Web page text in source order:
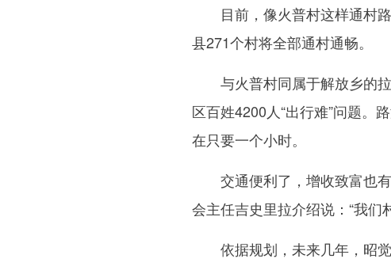
目前，像火普村这样通村路
县271个村将全部通村通畅。
与火普村同属于解放乡的拉
区百姓4200人“出行难”问题。
在只要一个小时。
交通便利了，增收致富也有
会主任吉史里拉介绍说：“我
依据规划，未来几年，昭觉